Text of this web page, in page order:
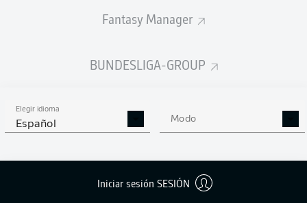
Fantasy Manager
BUNDESLIGA-GROUP
Elegir idioma
Español Modo
Iniciar sesión SESIÓN
Gregor Kobel